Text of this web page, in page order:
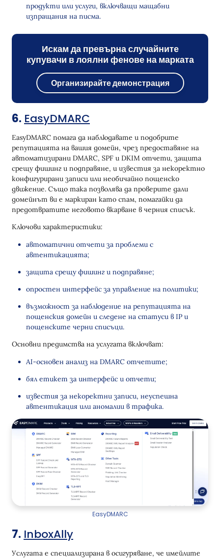
продукти или услуги, включващи мащабни
изпращания на писма.
Искам да превърна случайните
купувачи в лоялни фенове на марката
Организирайте демонстрация
6. EasyDMARC
EasyDMARC помага да наблюдавате и подобрите
репутацията на вашия домейн, чрез предоставяне на
автоматизирани DMARC, SPF и DKIM отчети, защита
срещу фишинг и подправяне, и известия за некоректно
конфигурирани записи или необичайно пощенско
движение. Също така позволява да проверите дали
домейнът ви е маркиран като спам, помагайки да
предотвратите неговото вкарване в черния списък.
Ключови характеристики:
автоматични отчети за проблеми с
автентикацията;
защита срещу фишинг и подправяне;
опростен интерфейс за управление на политики;
възможност за наблюдение на репутацията на
пощенския домейн и следене на статуси в IP и
пощенските черни списъци.
Основни предимства на услугата включват:
AI-основен анализ на DMARC отчетите;
бял етикет за интерфейс и отчети;
известия за некоректни записи, неуспешна
автентикация или аномалии в трафика.
EasyDMARC
7. InboxAlly
Услугата е специализирана в осигуряване, че имейлите